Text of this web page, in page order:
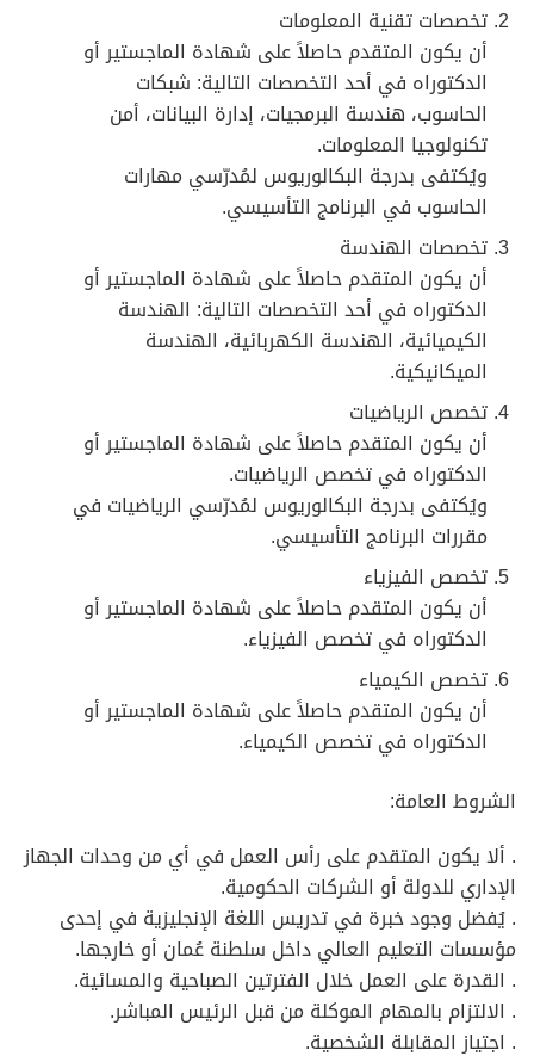
تخصصات تقنية المعلومات
أن يكون المتقدم حاصلاً على شهادة الماجستير أو
الدكتوراه في أحد التخصصات التالية: شبكات
الحاسوب، هندسة البرمجيات، إدارة البيانات، أمن
تكنولوجيا المعلومات.
ويُكتفى بدرجة البكالوريوس لمُدرّسي مهارات
الحاسوب في البرنامج التأسيسي.
تخصصات الهندسة
أن يكون المتقدم حاصلاً على شهادة الماجستير أو
الدكتوراه في أحد التخصصات التالية: الهندسة
الكيميائية، الهندسة الكهربائية، الهندسة
الميكانيكية.
تخصص الرياضيات
أن يكون المتقدم حاصلاً على شهادة الماجستير أو
الدكتوراه في تخصص الرياضيات.
ويُكتفى بدرجة البكالوريوس لمُدرّسي الرياضيات في
مقررات البرنامج التأسيسي.
تخصص الفيزياء
أن يكون المتقدم حاصلاً على شهادة الماجستير أو
الدكتوراه في تخصص الفيزياء.
تخصص الكيمياء
أن يكون المتقدم حاصلاً على شهادة الماجستير أو
الدكتوراه في تخصص الكيمياء.
الشروط العامة:
. ألا يكون المتقدم على رأس العمل في أي من وحدات الجهاز
الإداري للدولة أو الشركات الحكومية.
. يُفضل وجود خبرة في تدريس اللغة الإنجليزية في إحدى
مؤسسات التعليم العالي داخل سلطنة عُمان أو خارجها.
. القدرة على العمل خلال الفترتين الصباحية والمسائية.
. الالتزام بالمهام الموكلة من قبل الرئيس المباشر.
. اجتياز المقابلة الشخصية.